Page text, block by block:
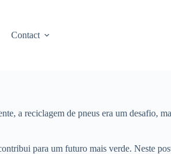
Contact
a reciclagem de pneus era um desafio,
para um futuro mais verde. Neste